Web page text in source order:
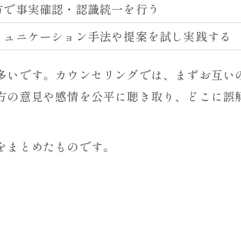
づきと効果
法
を表で確認
活用術
で事実確認・認識統一を行う
ュニケーション手法や提案を試し実践する
です。カウンセリングでは、まずお互い
意見や感情を公平に聴き取り、どこに誤
とめたものです。